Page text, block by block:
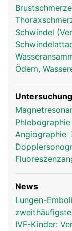
Schwindel
Ödem,
Phlebographie
Angiographie
News
Lungen-
IVF-Kinder: